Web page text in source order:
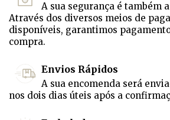
A sua segurança é também
Através dos diversos meios de
disponíveis, garantimos
compra.
Envios Rápidos
A sua encomenda será
nos dois dias úteis após a